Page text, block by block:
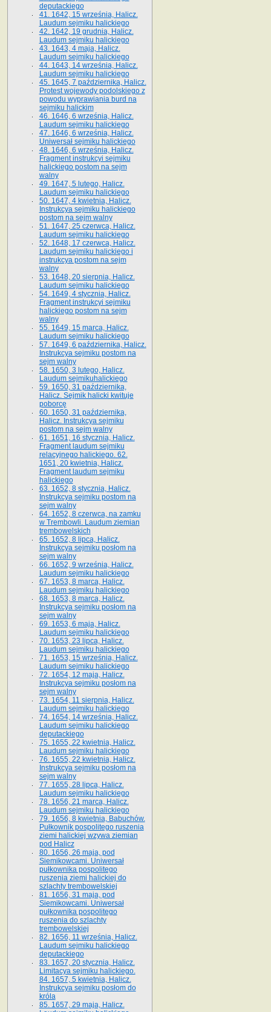
deputackiego
41. 1642, 15 września, Halicz.
Laudum sejmiku halickiego
42. 1642, 19 grudnia, Halicz.
Laudum sejmiku halickiego
43. 1643, 4 maja, Halicz.
Laudum sejmiku halickiego
44. 1643, 14 września, Halicz.
Laudum sejmiku halickiego
45. 1645, 7 października, Halicz.
Protest wojewody podolskiego z
powodu wyprawiania burd na
sejmiku halickim
46. 1646, 6 września, Halicz.
Laudum sejmiku halickiego
47. 1646, 6 września, Halicz.
Uniwersał sejmiku halickiego
48. 1646, 6 września, Halicz.
Fragment instrukcyi sejmiku
halickiego postom na sejm
walny
49. 1647, 5 lutego, Halicz.
Laudum sejmiku halickiego
50. 1647, 4 kwietnia, Halicz.
Instrukcya sejmiku halickiego
postom na sejm walny
51. 1647, 25 czerwca, Halicz.
Laudum sejmiku halickiego
52. 1648, 17 czerwca, Halicz.
Laudum sejmiku halickiego i
instrukcya postom na sejm
walny
53. 1648, 20 sierpnia, Halicz.
Laudum sejmiku halickiego
54. 1649, 4 stycznia, Halicz.
Fragment instrukcyi sejmiku
halickiego postom na sejm
walny
55. 1649, 15 marca, Halicz.
Laudum sejmiku halickiego
57. 1649, 6 października, Halicz.
Instrukcya sejmiku postom na
sejm walny
58. 1650, 3 lutego, Halicz.
Laudum sejmikuhalickiego
59. 1650, 31 października,
Halicz. Sejmik halicki kwituje
poborcę
60. 1650, 31 października,
Halicz. Instrukcya sejmiku
postom na sejm walny
61. 1651, 16 stycznia, Halicz.
Fragment laudum sejmiku
relacyjnego halickiego. 62.
1651, 20 kwietnia, Halicz.
Fragment laudum sejmiku
halickiego
63. 1652, 8 stycznia, Halicz.
Instrukcya sejmiku postom na
sejm walny
64. 1652, 8 czerwca, na zamku
w Trembowli. Laudum ziemian
trembowelskich
65. 1652, 8 lipca, Halicz.
Instrukcya sejmiku posłom na
sejm walny
66. 1652, 9 września, Halicz.
Laudum sejmiku halickiego
67. 1653, 8 marca, Halicz.
Laudum sejmiku halickiego
68. 1653, 8 marca, Halicz.
Instrukcya sejmiku posłom na
sejm walny
69. 1653, 6 maja, Halicz.
Laudum sejmiku halickiego
70. 1653, 23 lipca, Halicz.
Laudum sejmiku halickiego
71. 1653, 15 września, Halicz.
Laudum sejmiku halickiego
72. 1654, 12 maja, Halicz.
Instrukcya sejmiku posłom na
sejm walny
73. 1654, 11 sierpnia, Halicz.
Laudum sejmiku halickiego
74. 1654, 14 września, Halicz.
Laudum sejmiku halickiego
deputackiego
75. 1655, 22 kwietnia, Halicz.
Laudum sejmiku halickiego
76. 1655, 22 kwietnia, Halicz.
Instrukcya sejmiku posłom na
sejm walny
77. 1655, 28 lipca, Halicz.
Laudum sejmiku halickiego
78. 1656, 21 marca, Halicz.
Laudum sejmiku halickiego
79. 1656, 8 kwietnia, Babuchów.
Pułkownik pospolitego ruszenia
ziemi halickiej wzywa ziemian
pod Halicz
80. 1656, 26 maja, pod
Siemikowcami. Uniwersał
pułkownika pospolitego
ruszenia ziemi halickiej do
szlachty trembowelskiej
81. 1656, 31 maja, pod
Siemikowcami. Uniwersał
pułkownika pospolitego
ruszenia do szlachty
trembowelskiej
82. 1656, 11 września, Halicz.
Laudum sejmiku halickiego
deputackiego
83. 1657, 20 stycznia, Halicz.
Limitacya sejmiku halickiego.
84. 1657, 5 kwietnia, Halicz.
Instrukcya sejmiku posłom do
króla
85. 1657, 29 maja, Halicz.